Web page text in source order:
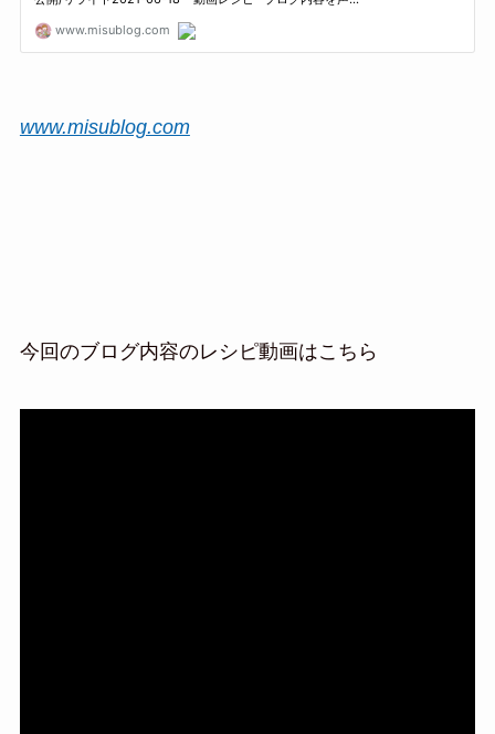
www.misublog.com
今回のブログ内容のレシピ動画はこちら